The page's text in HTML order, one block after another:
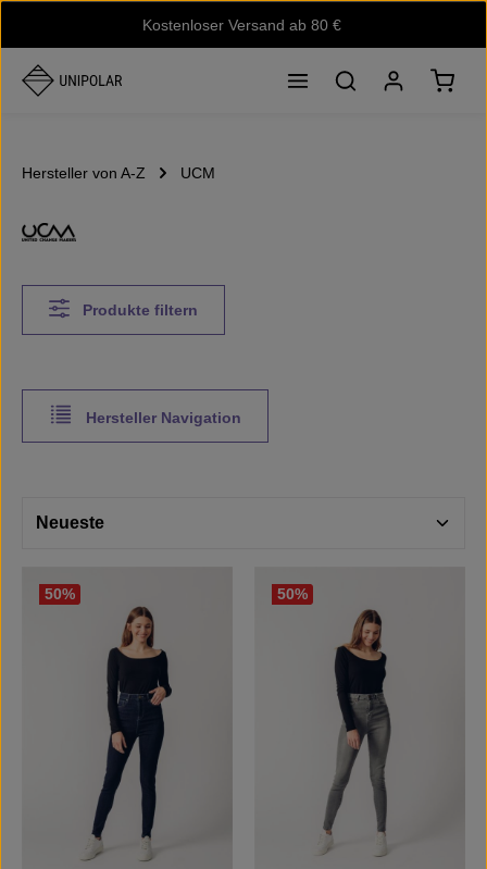
Zum Hauptinhalt springenKostenloser Versand ab 80 €
Hersteller von A-Z UCM
Produkte filtern
Hersteller Navigation
50% 50%